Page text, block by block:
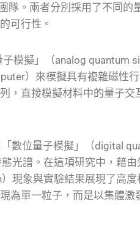
隊。兩者分別採用了不同
可行性。
模擬」（analog quantum
）來模擬具有複雜磁性
，直接模擬材料中的量子交
數位量子模擬」（digital
光譜。在這項研究中，藉
現象與實驗結果展現了高
為單一粒子，而是以集體激